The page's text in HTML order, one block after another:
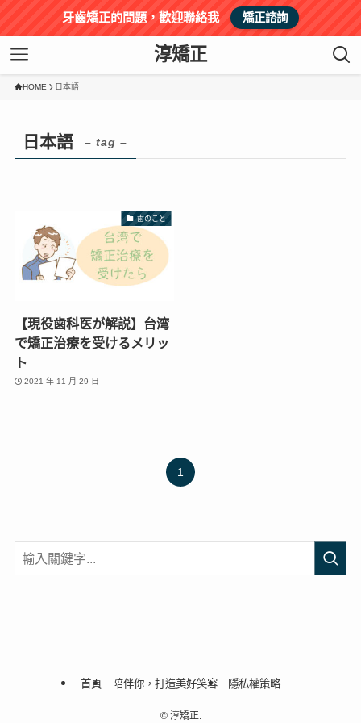
牙齒矯正的問題，歡迎聯絡我 矯正諮詢
淳矯正
HOME 日本語
日本語 – tag –
歯のこと
【現役歯科医が解説】台湾
で矯正治療を受けるメリッ
ト
2021 年 11 月 29 日
1
首頁 陪伴你，打造美好笑容 隱私權策略
©淳矯正.